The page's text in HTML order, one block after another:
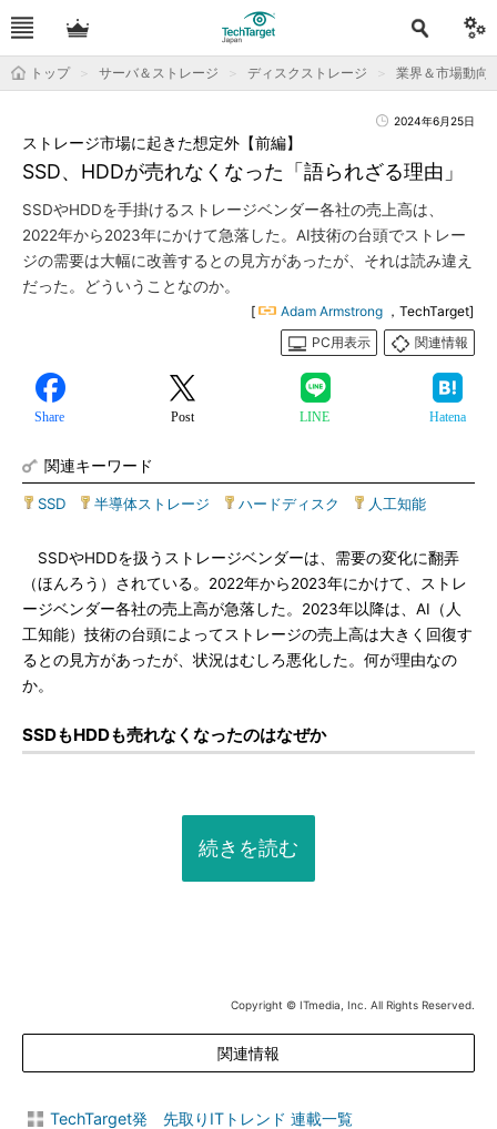
トップ サーバ＆ストレージ ディスクストレージ 業界＆市場動向
2024年6月25日
SSD、HDDが売れなくなった「語られざる理由」
ストレージ市場に起きた想定外【前編】
SSDやHDDを手掛けるストレージベンダー各社の売上高は、
2022年から2023年にかけて急落した。AI技術の台頭でストレー
ジの需要は大幅に改善するとの見方があったが、それは読み違え
だった。どういうことなのか。
[ Adam Armstrong ，TechTarget]
PC用表示
関連情報
Share Post LINE Hatena
関連キーワード
SSD 半導体ストレージ ハードディスク 人工知能
SSDやHDDを扱うストレージベンダーは、需要の変化に翻弄
（ほんろう）されている。2022年から2023年にかけて、ストレ
ージベンダー各社の売上高が急落した。2023年以降は、AI（人
工知能）技術の台頭によってストレージの売上高は大きく回復す
るとの見方があったが、状況はむしろ悪化した。何が理由なの
か。
SSDもHDDも売れなくなったのはなぜか
続きを読む
Copyright © ITmedia, Inc. All Rights Reserved.
関連情報
TechTarget発 先取りITトレンド 連載一覧